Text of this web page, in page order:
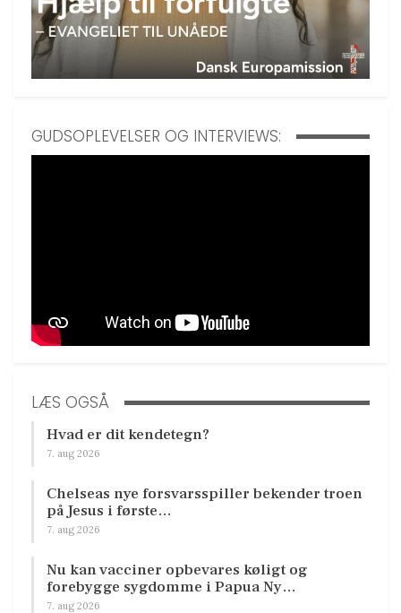
GUDSOPLEVELSER OG INTERVIEWS:
LÆS OGSÅ
Hvad er dit kendetegn?
7. aug 2026
Chelseas nye forsvarsspiller bekender troen
på Jesus i første…
7. aug 2026
Nu kan vacciner opbevares køligt og
forebygge sygdomme i Papua Ny…
7. aug 2026